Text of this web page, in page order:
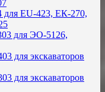
для ЕU-423, ЕК-270,
для ЭО-5126,
для экскаваторов
для экскаваторов